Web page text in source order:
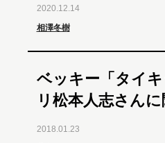
2020.12.14
相澤冬樹
ベッキー「タイ
リ松本人志さん
2018.01.23